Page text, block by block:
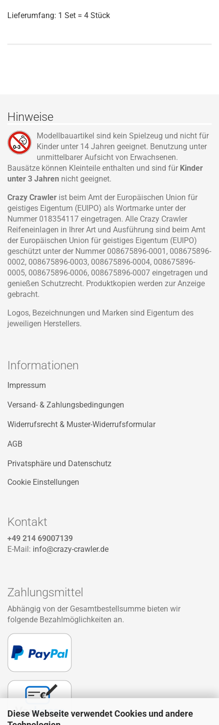
Diese Webseite verwendet Cookies und andere
Lieferumfang: 1 Set = 4 Stück
Hinweise
Modellbauartikel sind kein Spielzeug und nicht für
Kinder unter 14 Jahren geeignet. Benutzung unter
unmittelbarer Aufsicht von Erwachsenen.
Bausätze können Kleinteile enthalten und sind für Kinder
unter 3 Jahren nicht geeignet.
Crazy Crawler ist beim Amt der Europäischen Union für
geistiges Eigentum (EUIPO) als Wortmarke unter der
Nummer 018354117 eingetragen. Alle Crazy Crawler
Reifeneinlagen in Ihrer Art und Ausführung sind beim Amt
der Europäischen Union für geistiges Eigentum (EUIPO)
geschützt unter der Nummer 008675896-0001, 008675896-
0002, 008675896-0003, 008675896-0004, 008675896-
0005, 008675896-0006, 008675896-0007 eingetragen und
genießen Schutzrecht. Produktkopien werden zur Anzeige
gebracht.
Logos, Bezeichnungen und Marken sind Eigentum des
jeweiligen Herstellers.
Informationen
Impressum
Versand- & Zahlungsbedingungen
Widerrufsrecht & Muster-Widerrufsformular
AGB
Privatsphäre und Datenschutz
Cookie Einstellungen
Kontakt
+49 214 69007139
E-Mail: info@crazy-crawler.de
Zahlungsmittel
Abhängig von der Gesamtbestellsumme bieten wir
folgende Bezahlmöglichkeiten an.